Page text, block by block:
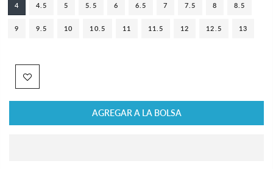
4 4.5 5 5.5 6 6.5 7 7.5 8 8.5
9 9.5 10 10.5 11 11.5 12 12.5 13
AGREGAR A LA BOLSA